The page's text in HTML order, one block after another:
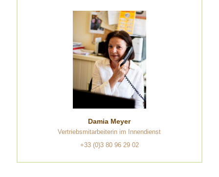
Damia Meyer
Vertriebsmitarbeiterin im Innendienst
+33 (0)3 80 96 29 02